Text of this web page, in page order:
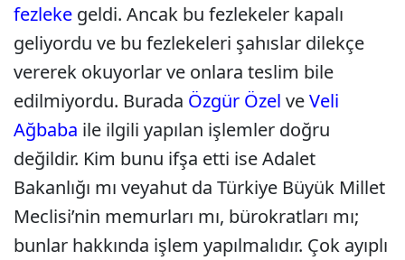
fezleke geldi. Ancak bu fezlekeler kapalı
geliyordu ve bu fezlekeleri şahıslar dilekçe
vererek okuyorlar ve onlara teslim bile
edilmiyordu. Burada Özgür Özel veVeli
Ağbaba ile ilgili yapılan işlemler doğru
değildir. Kim bunu ifşa etti ise Adalet
Bakanlığı mı veyahut da Türkiye Büyük Millet
Meclisi’nin memurları mı, bürokratları mı;
bunlar hakkında işlem yapılmalıdır. Çok ayıplı